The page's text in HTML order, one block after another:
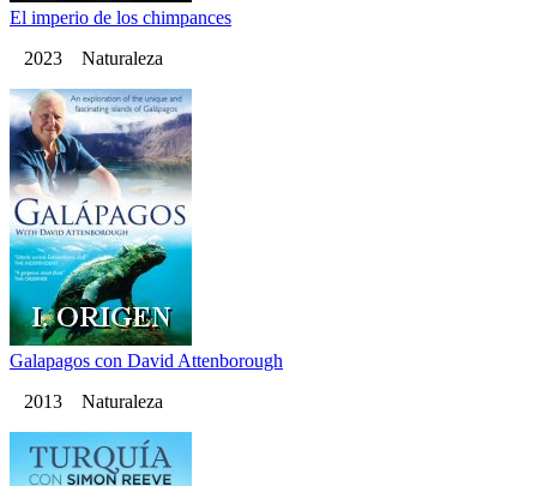
El imperio de los chimpances
2023 Naturaleza
Galapagos con David Attenborough
2013 Naturaleza